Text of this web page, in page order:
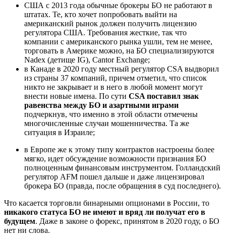
США с 2013 года обычные брокеры БО не работают в
штатах. Те, кто хочет попробовать выйти на
американский рынок должен получить лицензию
регулятора США. Требования жесткие, так что
компании с американского рынка ушли, тем не менее,
торговать в Америке можно, на БО специализируются
Nadex (детище IG), Cantor Exchange;
в Канаде в 2020 году местный регулятор CSA выдворил
из страны 37 компаний, причем отметил, что список
никто не закрывает и в него в любой момент могут
внести новые имена. По сути CSA поставил знак
равенства между БО и азартными играми
подчеркнув, что именно в этой области отмечены
многочисленные случаи мошенничества. Та же
ситуация в Израиле;
в Европе же к этому типу контрактов настроены более
мягко, идет обсуждение возможности признания БО
полноценным финансовым инструментом. Голландский
регулятор AFM пошел дальше и даже лицензировал
брокера БО (правда, после обращения в суд последнего).
Что касается торговли бинарными опционами в России, то
никакого статуса БО не имеют и вряд ли получат его в
будущем. Даже в законе о форекс, принятом в 2020 году, о БО
нет ни слова.